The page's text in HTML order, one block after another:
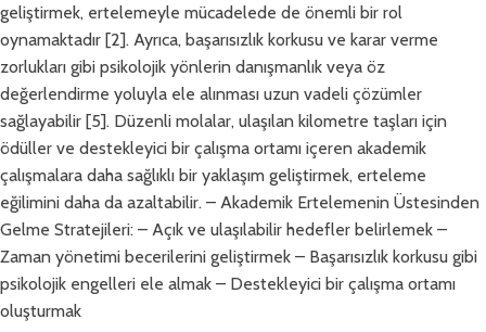
geliştirmek, ertelemeyle mücadelede de önemli bir rol
oynamaktadır [2]. Ayrıca, başarısızlık korkusu ve karar verme
zorlukları gibi psikolojik yönlerin danışmanlık veya öz
değerlendirme yoluyla ele alınması uzun vadeli çözümler
sağlayabilir [5]. Düzenli molalar, ulaşılan kilometre taşları için
ödüller ve destekleyici bir çalışma ortamı içeren akademik
çalışmalara daha sağlıklı bir yaklaşım geliştirmek, erteleme
eğilimini daha da azaltabilir. – Akademik Ertelemenin Üstesinden
Gelme Stratejileri: – Açık ve ulaşılabilir hedefler belirlemek –
Zaman yönetimi becerilerini geliştirmek – Başarısızlık korkusu gibi
psikolojik engelleri ele almak – Destekleyici bir çalışma ortamı
oluşturmak